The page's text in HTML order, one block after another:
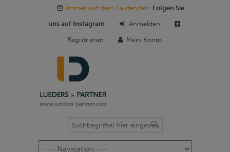
Immer auf dem Laufenden: Folgen Sie
uns auf Instagram Anmelden
Registrieren Mein Konto
Navigation